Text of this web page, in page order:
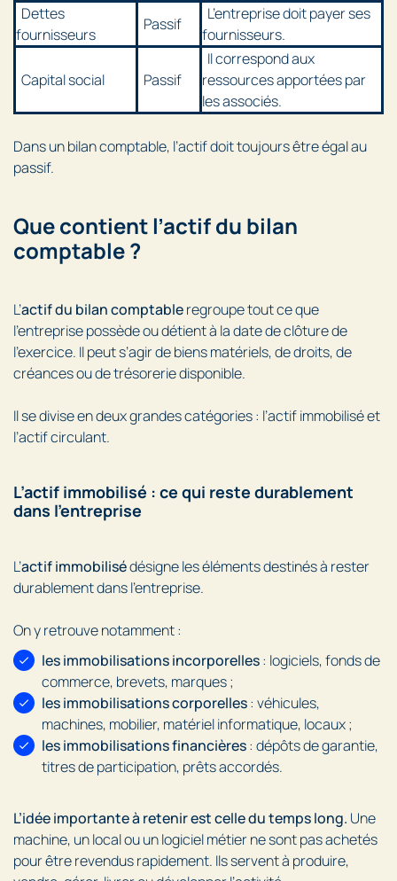
Dettes
fournisseurs
Passif
L’entreprise doit payer ses
fournisseurs.
Capital social Passif
Il correspond aux
ressources apportées par
les associés.
Dans un bilan comptable, l’actif doit toujours être égal au
passif.
Que contient l’actif du bilan
comptable ?
L’actif du bilan comptableregroupe tout ce que
l’entreprise possède ou détient à la date de clôture de
l’exercice. Il peut s’agir de biens matériels, de droits, de
créances ou de trésorerie disponible.
Il se divise en deux grandes catégories : l’actif immobilisé et
l’actif circulant.
L’actif immobilisé : ce qui reste durablement
dans l’entreprise
L’actif immobilisédésigne les éléments destinés à rester
durablement dans l’entreprise.
On y retrouve notamment :
les immobilisations incorporelles: logiciels, fonds de
commerce, brevets, marques ;
les immobilisations corporelles: véhicules,
machines, mobilier, matériel informatique, locaux ;
les immobilisations financières: dépôts de garantie,
titres de participation, prêts accordés.
L’idée importante à retenir est celle du temps long. Une
machine, un local ou un logiciel métier ne sont pas achetés
pour être revendus rapidement. Ils servent à produire,